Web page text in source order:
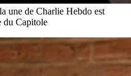
une de Charlie Hebdo est
du Capitole